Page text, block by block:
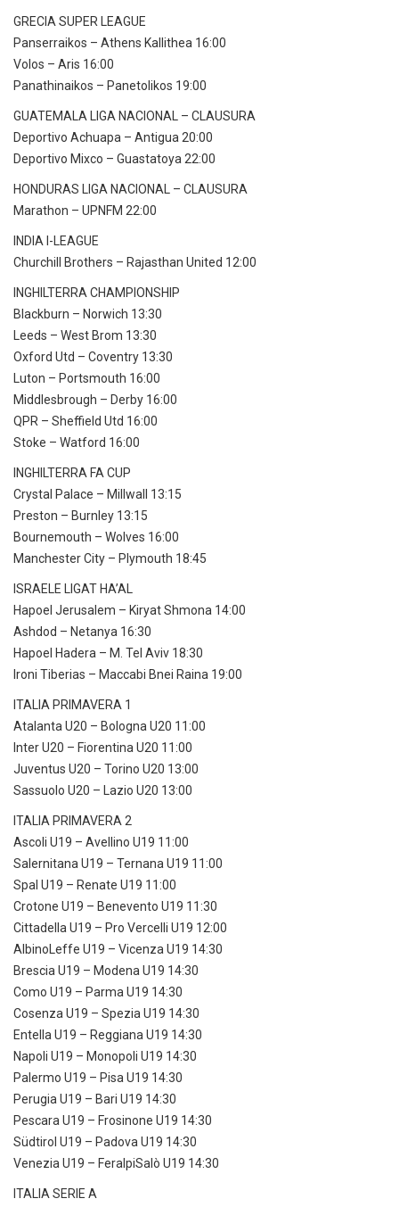
GRECIA SUPER LEAGUE
Panserraikos – Athens Kallithea 16:00
Volos – Aris 16:00
Panathinaikos – Panetolikos 19:00
GUATEMALA LIGA NACIONAL – CLAUSURA
Deportivo Achuapa – Antigua 20:00
Deportivo Mixco – Guastatoya 22:00
HONDURAS LIGA NACIONAL – CLAUSURA
Marathon – UPNFM 22:00
INDIA I-LEAGUE
Churchill Brothers – Rajasthan United 12:00
INGHILTERRA CHAMPIONSHIP
Blackburn – Norwich 13:30
Leeds – West Brom 13:30
Oxford Utd – Coventry 13:30
Luton – Portsmouth 16:00
Middlesbrough – Derby 16:00
QPR – Sheffield Utd 16:00
Stoke – Watford 16:00
INGHILTERRA FA CUP
Crystal Palace – Millwall 13:15
Preston – Burnley 13:15
Bournemouth – Wolves 16:00
Manchester City – Plymouth 18:45
ISRAELE LIGAT HA’AL
Hapoel Jerusalem – Kiryat Shmona 14:00
Ashdod – Netanya 16:30
Hapoel Hadera – M. Tel Aviv 18:30
Ironi Tiberias – Maccabi Bnei Raina 19:00
ITALIA PRIMAVERA 1
Atalanta U20 – Bologna U20 11:00
Inter U20 – Fiorentina U20 11:00
Juventus U20 – Torino U20 13:00
Sassuolo U20 – Lazio U20 13:00
ITALIA PRIMAVERA 2
Ascoli U19 – Avellino U19 11:00
Salernitana U19 – Ternana U19 11:00
Spal U19 – Renate U19 11:00
Crotone U19 – Benevento U19 11:30
Cittadella U19 – Pro Vercelli U19 12:00
AlbinoLeffe U19 – Vicenza U19 14:30
Brescia U19 – Modena U19 14:30
Como U19 – Parma U19 14:30
Cosenza U19 – Spezia U19 14:30
Entella U19 – Reggiana U19 14:30
Napoli U19 – Monopoli U19 14:30
Palermo U19 – Pisa U19 14:30
Perugia U19 – Bari U19 14:30
Pescara U19 – Frosinone U19 14:30
Südtirol U19 – Padova U19 14:30
Venezia U19 – FeralpiSalò U19 14:30
ITALIA SERIE A